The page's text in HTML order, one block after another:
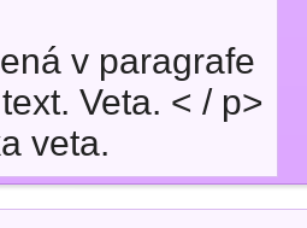
v paragrafe
Veta. < / p>
veta.